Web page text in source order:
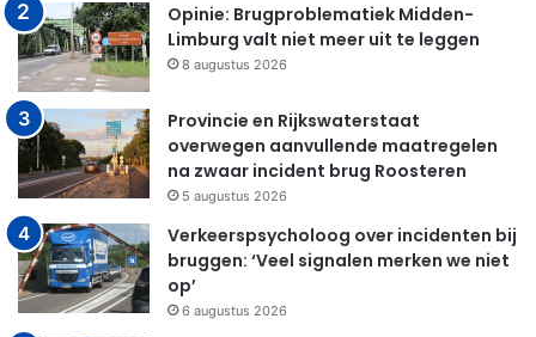
Opinie: Brugproblematiek Midden-
Limburg valt niet meer uit te leggen
8 augustus 2026
Provincie en Rijkswaterstaat
overwegen aanvullende maatregelen
na zwaar incident brug Roosteren
5 augustus 2026
Verkeerspsycholoog over incidenten bij
bruggen: ‘Veel signalen merken we niet
op’
6 augustus 2026